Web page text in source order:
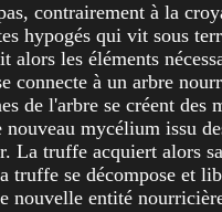
contrairement à la
hypogés qui vit sous
les éléments
connecte à un arbre
de l'arbre se créent
mycélium issu
La truffe acquiert alors
truffe se décompose et
nouvelle entité